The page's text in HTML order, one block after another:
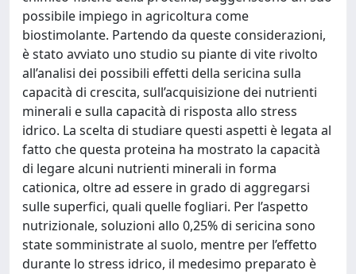
possibile impiego in agricoltura come
biostimolante. Partendo da queste considerazioni,
è stato avviato uno studio su piante di vite rivolto
all’analisi dei possibili effetti della sericina sulla
capacità di crescita, sull’acquisizione dei nutrienti
minerali e sulla capacità di risposta allo stress
idrico. La scelta di studiare questi aspetti è legata al
fatto che questa proteina ha mostrato la capacità
di legare alcuni nutrienti minerali in forma
cationica, oltre ad essere in grado di aggregarsi
sulle superfici, quali quelle fogliari. Per l’aspetto
nutrizionale, soluzioni allo 0,25% di sericina sono
state somministrate al suolo, mentre per l’effetto
durante lo stress idrico, il medesimo preparato è